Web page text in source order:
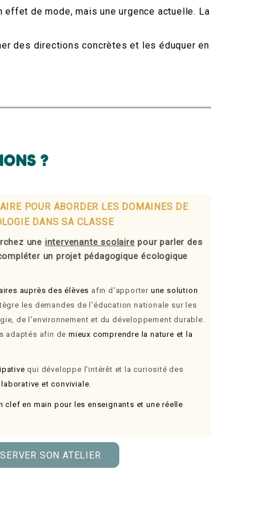
effet de mode, mais une urgence actuelle. La
des directions concrètes et les éduquer en
?
POUR ABORDER LES DOMAINES DE
DANS SA CLASSE
une intervenante scolaire pour parler des
un projet pédagogique écologique
auprès des élèves afin d'apporter une solution
les demandes de l'éducation nationale sur les
de l'environnement et du développement durable.
adaptés afin de mieux comprendre la nature et la
qui développe l'intérêt et la curiosité des
et conviviale.
clef en main pour les enseignants et une réelle
SON ATELIER